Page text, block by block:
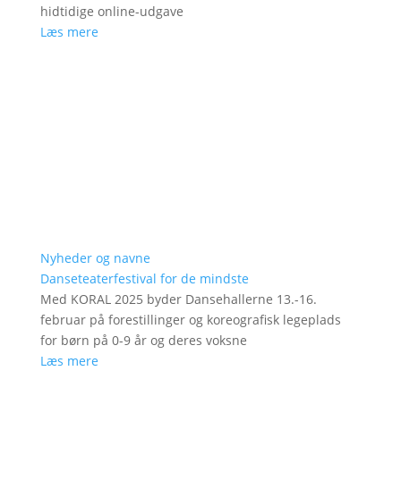
hidtidige online-udgave
Læs mere
Nyheder og navne
Danseteaterfestival for de mindste
Med KORAL 2025 byder Dansehallerne 13.-16.
februar på forestillinger og koreografisk legeplads
for børn på 0-9 år og deres voksne
Læs mere